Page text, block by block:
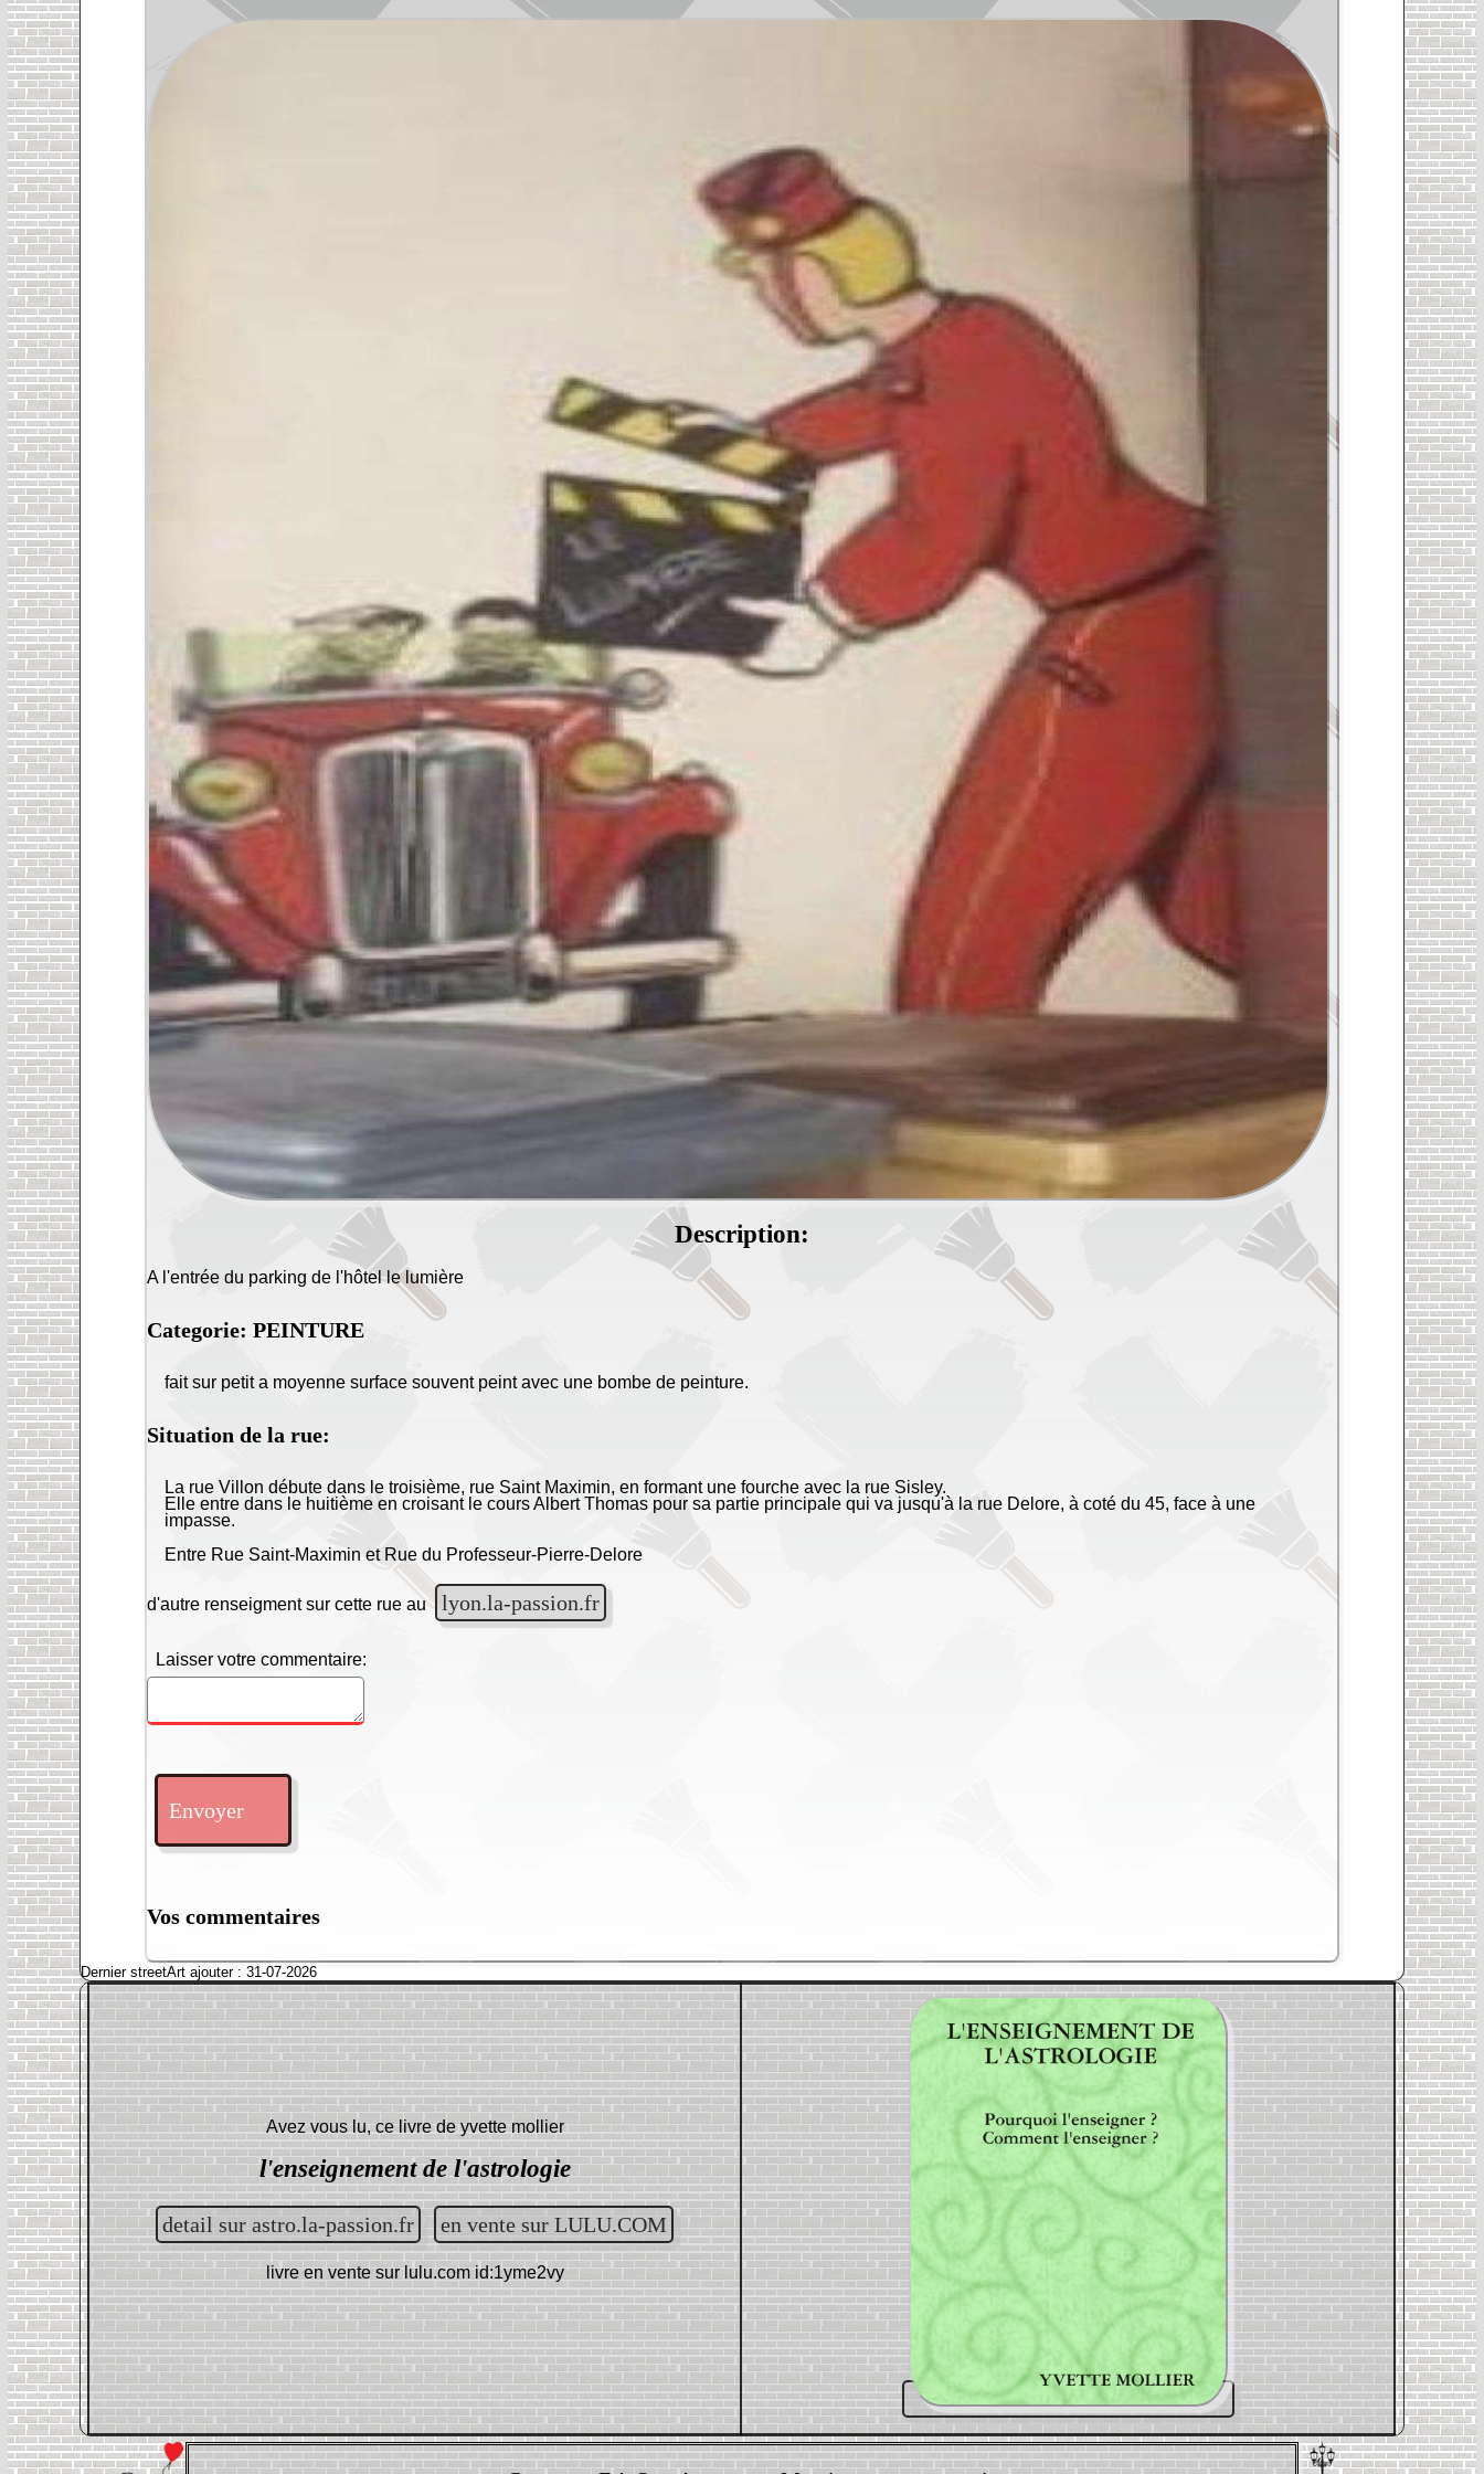
Description:
A l'entrée du parking de l'hôtel le lumière
Categorie: PEINTURE
fait sur petit a moyenne surface souvent peint avec une bombe de peinture.
Situation de la rue:
La rue Villon débute dans le troisième, rue Saint Maximin, en formant une fourche avec la rue Sisley.
Elle entre dans le huitième en croisant le cours Albert Thomas pour sa partie principale qui va jusqu'à la rue Delore, à coté du 45, face à une
impasse.
Entre Rue Saint-Maximin et Rue du Professeur-Pierre-Delore
d'autre renseigment sur cette rue au lyon.la-passion.fr
Laisser votre commentaire:
Envoyer
Vos commentaires
Dernier streetArt ajouter : 31-07-2026
Avez vous lu, ce livre deyvette mollier
l'enseignement de l'astrologie
detail sur astro.la-passion.fr en vente sur LULU.COM
livre en vente surlulu.com id:1yme2vy